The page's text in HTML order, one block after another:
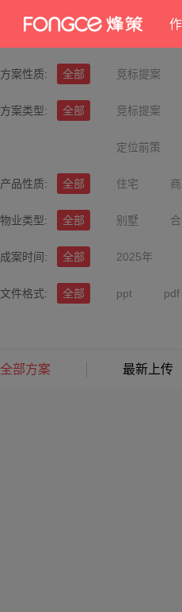
方案性质: 全部 竞标提案
方案类型: 全部 竞标提案
定位前策
产品性质: 全部 住宅
物业类型: 全部 别墅
成案时间: 全部 2025年
文件格式: 全部 ppt pdf
全部方案 最新上传